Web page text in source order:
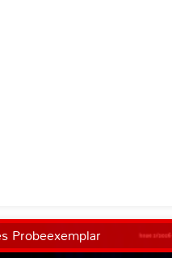
Probeexemplar